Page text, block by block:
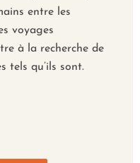
entre les
voyages
à la recherche de
tels qu’ils sont.